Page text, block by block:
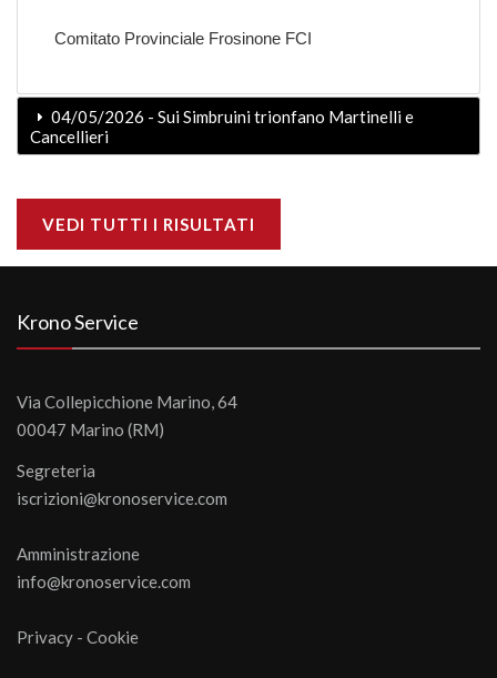
Comitato Provinciale Frosinone FCI
04/05/2026 - Sui Simbruini trionfano Martinelli e
Cancellieri
VEDI TUTTI I RISULTATI
Krono Service
Via Collepicchione Marino, 64
00047 Marino (RM)
Segreteria
iscrizioni@kronoservice.com
Amministrazione
info@kronoservice.com
Privacy - Cookie